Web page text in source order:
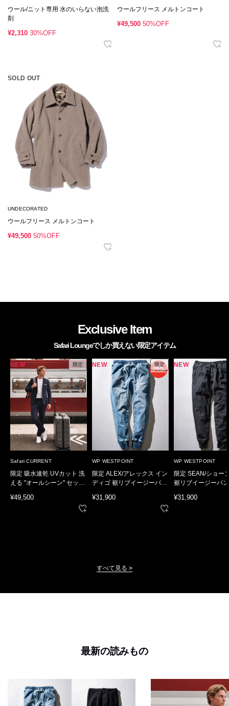
ウール/ニット専用 水のいらない泡洗
剤
¥2,310 30%OFF
ウールフリース メルトンコート
¥49,500 50%OFF
SOLD OUT
UNDECORATED
ウールフリース メルトンコート
¥49,500 50%OFF
Exclusive Item
Safari Loungeでしか買えない限定アイテム
NEW 限定
Safari CURRENT
限定 吸水速乾 UVカット 洗
える "オールシーン" セット
¥49,500
NEW 限定
WP WESTPOINT
限定 ALEX/アレックス イン
ディゴ 裾リブイージーパン
¥31,900
NEW
WP WESTPOINT
限定 SEAN/ショー
裾リブイージーパ
¥31,900
すべて見る
最新の読みもの